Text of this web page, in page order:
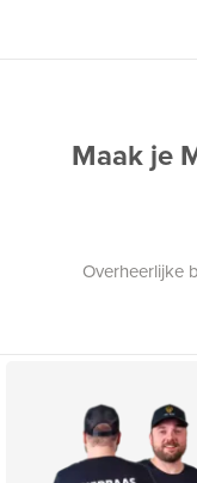
Maak je
Overheerlijke